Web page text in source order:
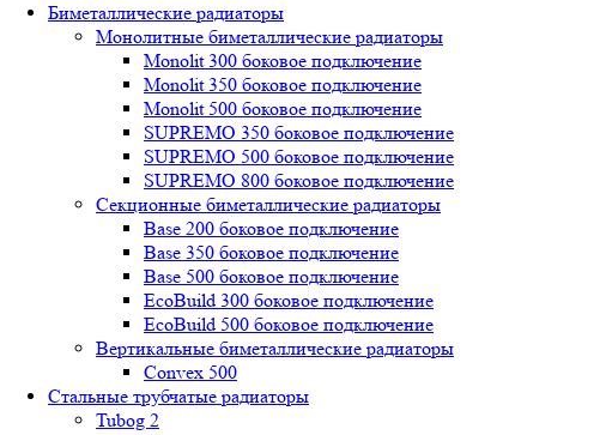
Биметаллические радиаторы
Монолитные биметаллические радиаторы
Mоnоlit 300 боковое подключение
Mоnоlit 350 боковое подключение
Mоnоlit 500 боковое подключение
SUРREMО 350 боковое подключение
SUРREMО 500 боковое подключение
SUРREMО 800 боковое подключение
Секционные биметаллические радиаторы
Base 200 боковое подключение
Base 350 боковое подключение
Base 500 боковое подключение
EcoBuild 300 боковое подключение
EcoBuild 500 боковое подключение
Вертикальные биметаллические радиаторы
Convex 500
Стальные трубчатые радиаторы
Tubog 2